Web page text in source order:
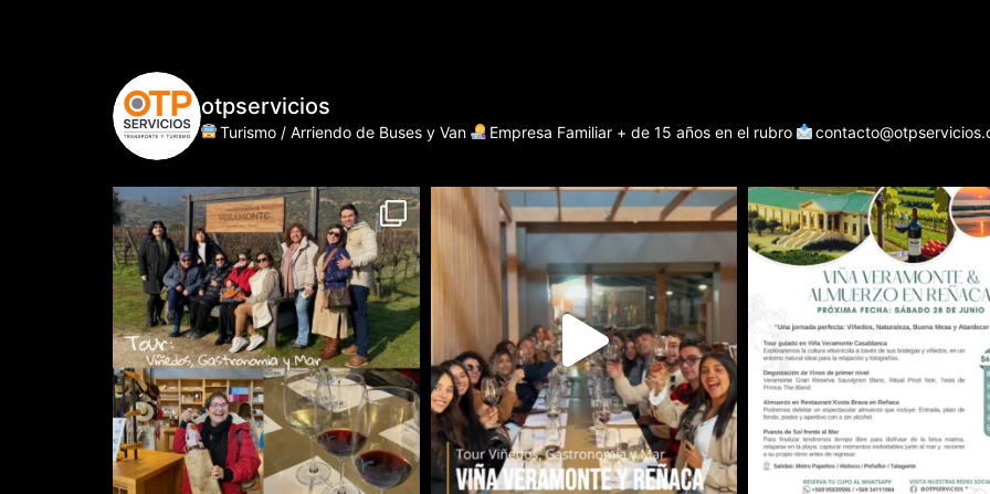
otpservicios
Turismo / Arriendo de Buses y Van Empresa Familiar + de 15 años en el rubro